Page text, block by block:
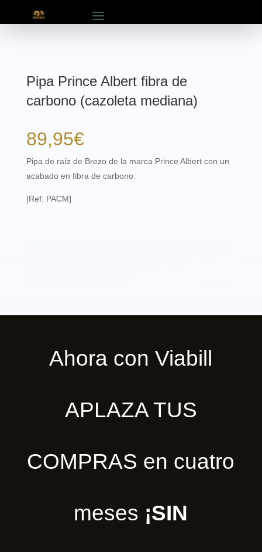
Pipa Prince Albert fibra de
carbono (cazoleta mediana)
89,95€
Pipa de raíz de Brezo de la marca Prince Albert con un
acabado en fibra de carbono.
[Ref: PACM]
Ahora con Viabill
APLAZA TUS
COMPRAS en cuatro
meses ¡SIN